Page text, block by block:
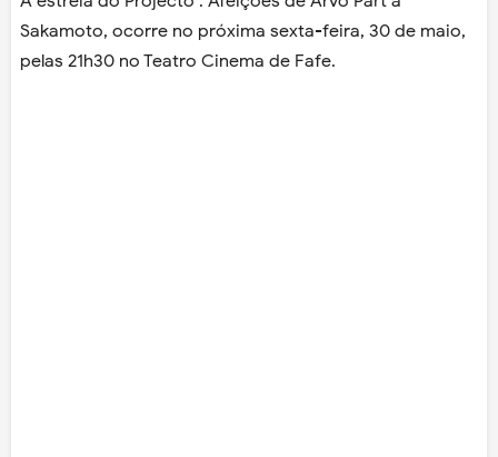
Sakamoto, ocorre no próxima sexta-feira, 30 de maio,
pelas 21h30 no Teatro Cinema de Fafe.